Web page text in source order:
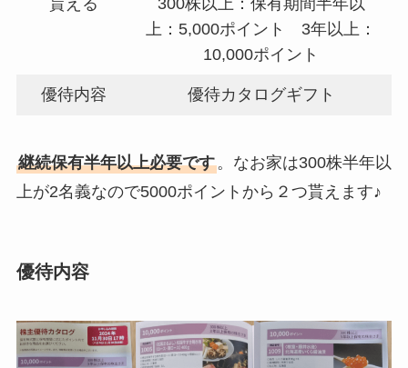
貰える
300株以上：保有期間半年以
上：5,000ポイント 3年以上：
10,000ポイント
優待内容 優待カタログギフト
継続保有半年以上必要です。なお家は300株半年以
上が2名義なので5000ポイントから２つ貰えます♪
優待内容